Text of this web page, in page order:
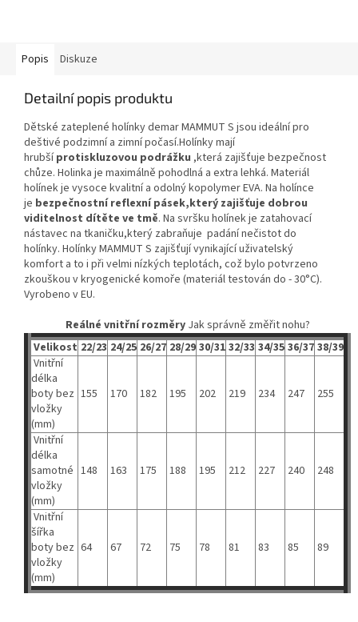
Popis Diskuze
Detailní popis produktu
Dětské zateplené holínky demar MAMMUT S jsou ideální pro
deštivé podzimní a zimní počasí.Holínky mají
hrubšíprotiskluzovou podrážku ,která zajišťuje bezpečnost
chůze. Holinka je maximálně pohodlná a extra lehká. Materiál
holínek je vysoce kvalitní a odolný kopolymer EVA. Na holínce
je bezpečnostní reflexní pásek,který zajišťuje dobrou
viditelnost dítěte ve tmě. Na svršku holínek je zatahovací
nástavec na tkaničku,který zabraňuje padání nečistot do
holínky. Holínky MAMMUT S zajišťují vynikající uživatelský
komfort a to i při velmi nízkých teplotách, což bylo potvrzeno
zkouškou v kryogenické komoře (materiál testován do - 30°C).
Vyrobeno v EU.
Reálné vnitřní rozměry Jak správně změřit nohu?
Velikost 22/23 24/25 26/27 28/29 30/31 32/33 34/35 36/37 38/39
Vnitřní
délka
boty bez
vložky
(mm)
155 170 182 195 202 219 234 247 255
Vnitřní
délka
samotné
vložky
(mm)
148 163 175 188 195 212 227 240 248
Vnitřní
šířka
boty bez
vložky
(mm)
64 67 72 75 78 81 83 85 89